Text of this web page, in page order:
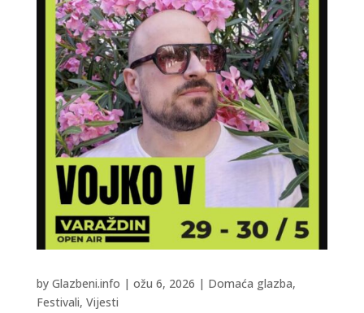
by Glazbeni.info | ožu 6, 2026 | Domaća glazba,
Festivali, Vijesti